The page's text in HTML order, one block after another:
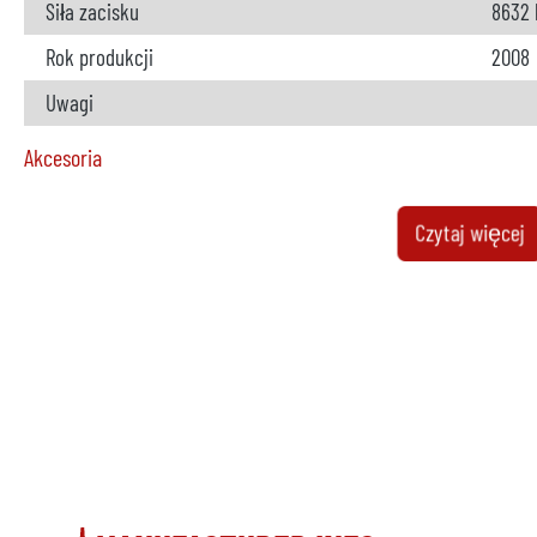
Siła zacisku
8632
Rok produkcji
2008
Uwagi
Akcesoria
Czytaj więcej